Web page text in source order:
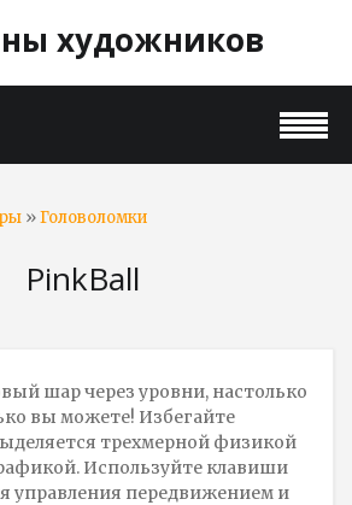
художников
»Головоломки
PinkBall
шар через уровни, настолько
вы можете! Избегайте
трехмерной физикой
Используйте клавиши
управления передвижением и